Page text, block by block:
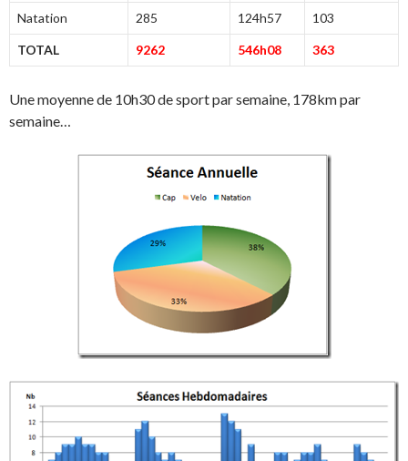
Natation 285 124h57 103
TOTAL 9262 546h08 363
Une moyenne de 10h30 de sport par semaine, 178km par
semaine…